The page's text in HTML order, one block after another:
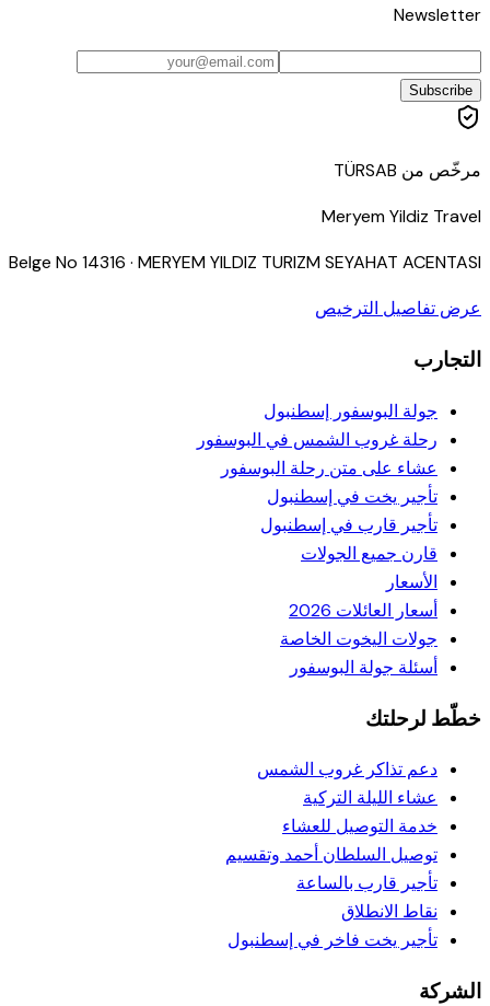
Newsletter
Subscribe
مرخّص من TÜRSAB
Meryem Yildiz Travel
Belge No 14316 · MERYEM YILDIZ TURIZM SEYAHAT ACENTASI
عرض تفاصيل الترخيص
التجارب
جولة البوسفور إسطنبول
رحلة غروب الشمس في البوسفور
عشاء على متن رحلة البوسفور
تأجير يخت في إسطنبول
تأجير قارب في إسطنبول
قارن جميع الجولات
الأسعار
أسعار العائلات 2026
جولات اليخوت الخاصة
أسئلة جولة البوسفور
خطّط لرحلتك
دعم تذاكر غروب الشمس
عشاء الليلة التركية
خدمة التوصيل للعشاء
توصيل السلطان أحمد وتقسيم
تأجير قارب بالساعة
نقاط الانطلاق
تأجير يخت فاخر في إسطنبول
الشركة